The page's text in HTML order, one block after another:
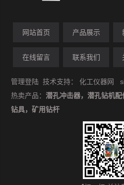
网站首页 产品展示
在线留言 联系我们
管理登陆 技术支持：化工仪器网
热卖产品：潜孔冲击器，潜孔钻机
钻具，矿用钻杆